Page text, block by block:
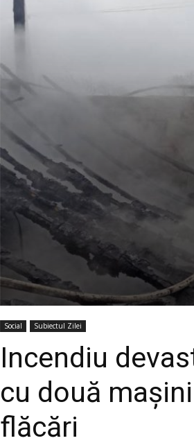
Social Subiectul Zilei
Incendiu
cu două
flăcări